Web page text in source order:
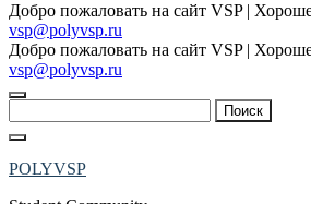
Добро пожаловать на сайт VSP |
vsp@polyvsp.ru
Добро пожаловать на сайт VSP |
vsp@polyvsp.ru
POLYVSP